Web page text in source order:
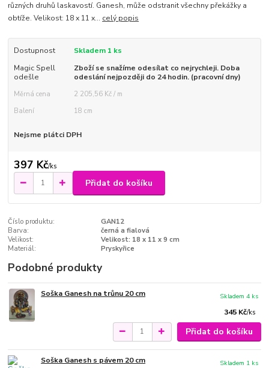
různých druhů laskavostí. Ganesh, může odstranit všechny překážky a
obtíže. Velikost: 18 x 11 x... celý popis
Dostupnost
Skladem 1 ks
Magic Spell
odešle
Zboží se snažíme odesílat co nejrychleji. Doba
odeslání nejpozději do 24 hodin. (pracovní dny)
Měrná cena
2 205,56 Kč / m
Balení
18 cm
Nejsme plátci DPH
397 Kč/ks
Přidat do košíku
Číslo produktu:
GAN12
Barva:
černá a fialová
Velikost:
Velikost: 18 x 11 x 9 cm
Materiál:
Pryskyřice
Podobné produkty
Soška Ganesh na trůnu 20 cm
345 Kč/ks
Skladem 4 ks
Přidat do košíku
Soška Ganesh s pávem 20 cm
Skladem 1 ks